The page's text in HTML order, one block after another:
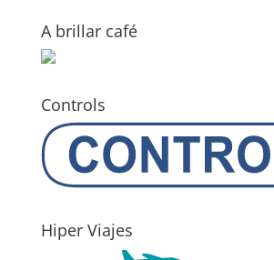
A brillar café
Controls
Hiper Viajes